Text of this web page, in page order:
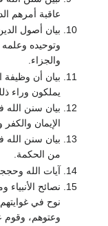
عاقبة أمرهم
بيان أصول
وتوحيده
والجزاء.
بيان أن وظيفة
يملكون وراء
بيان سنن الله
الإيمان والكفر
بيان سنن الله
من الحكمة.
آيات الله
نصائح
نوح في
وعتوهم،